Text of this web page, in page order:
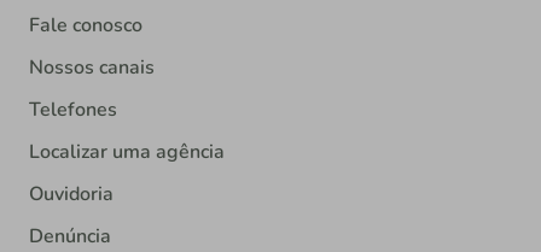
Fale conosco
Nossos canais
Telefones
Localizar uma agência
Ouvidoria
Denúncia